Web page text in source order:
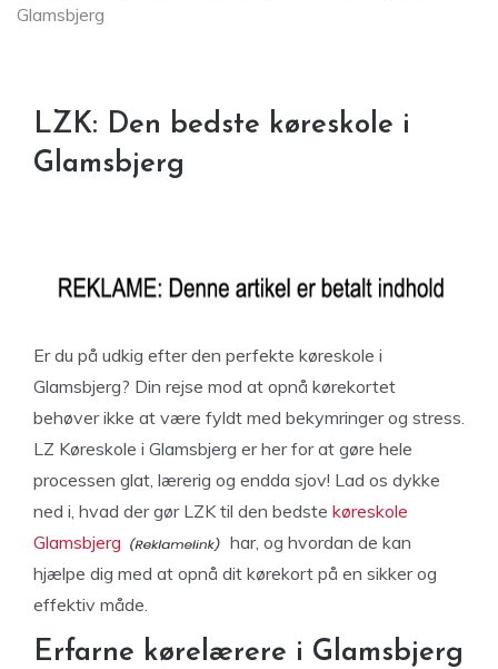
Glamsbjerg
LZK: Den bedste køreskole i
Glamsbjerg
Er du på udkig efter den perfekte køreskole i
Glamsbjerg? Din rejse mod at opnå kørekortet
behøver ikke at være fyldt med bekymringer og stress.
LZ Køreskole i Glamsbjerg er her for at gøre hele
processen glat, lærerig og endda sjov! Lad os dykke
ned i, hvad der gør LZK til den bedste køreskole
Glamsbjerg
har, og hvordan de kan
hjælpe dig med at opnå dit kørekort på en sikker og
effektiv måde.
Erfarne kørelærere i Glamsbjerg